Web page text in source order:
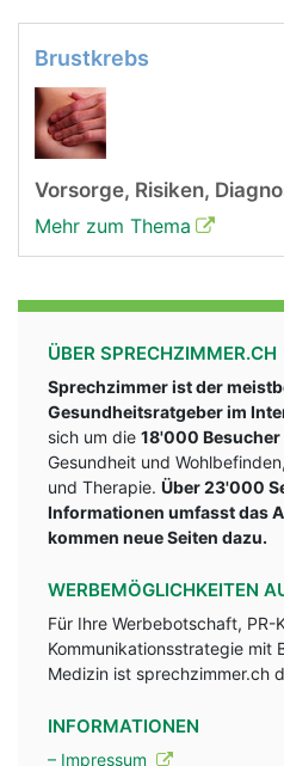
Brustkrebs
Vorsorge, Risiken,
Mehr zum Thema
ÜBER SPRECHZIMMER.CH
Sprechzimmer ist der
Gesundheitsratgeber im
sich um die 18'000 Besucher
Gesundheit und
und Therapie. Über 23'000
Informationen umfasst das
kommen neue Seiten dazu.
WERBEMÖGLICHKEITEN
Für Ihre Werbebotschaft, PR-
Kommunikationsstrategie mit
Medizin ist sprechzimmer.ch
INFORMATIONEN
– Impressum